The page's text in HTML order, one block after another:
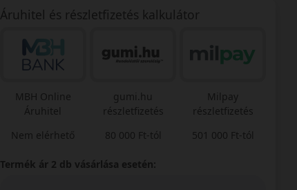
Áruhitel és részletfizetés kalkulátor
MBH Online
Áruhitel
Nem elérhető
gumi.hu
részletfizetés
80 000 Ft-tól
Milpay
részletfizetés
501 000 Ft-tól
Termék ár 2 db vásárlása esetén: